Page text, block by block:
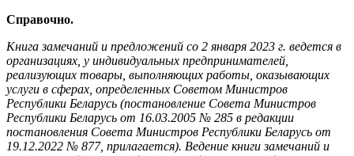
Справочно.
Книга замечаний и предложений со 2 января 2023 г. ведется в
организациях, у индивидуальных предпринимателей,
реализующих товары, выполняющих работы, оказывающих
услуги в сферах, определенных Советом Министров
Республики Беларусь (постановление Совета Министров
Республики Беларусь от 16.03.2005 № 285 в редакции
постановления Совета Министров Республики Беларусь от
19.12.2022 № 877, прилагается). Ведение книги замечаний и